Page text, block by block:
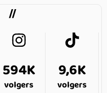
594K
volgers
9,6K
volgers